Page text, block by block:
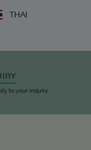
THAI
to your inquiry